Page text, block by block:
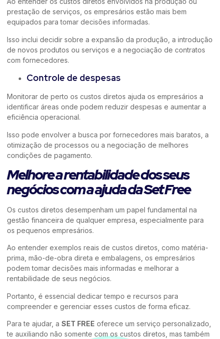
prestação de serviços, os empresários estão mais bem
equipados para tomar decisões informadas.
Isso inclui decidir sobre a expansão da produção, a introdução
de novos produtos ou serviços e a negociação de contratos
com fornecedores.
Controle de despesas
Monitorar de perto os custos diretos ajuda os empresários a
identificar áreas onde podem reduzir despesas e aumentar a
eficiência operacional.
Isso pode envolver a busca por fornecedores mais baratos, a
otimização de processos ou a negociação de melhores
condições de pagamento.
Melhore a rentabilidade dos seus
negócios com a ajuda da Set Free
Os custos diretos desempenham um papel fundamental na
gestão financeira de qualquer empresa, especialmente para
os pequenos empresários.
Ao entender exemplos reais de custos diretos, como matéria-
prima, mão-de-obra direta e embalagens, os empresários
podem tomar decisões mais informadas e melhorar a
rentabilidade de seus negócios.
Portanto, é essencial dedicar tempo e recursos para
compreender e gerenciar esses custos de forma eficaz.
Para te ajudar, a SET FREE oferece um serviço personalizado,
te auxiliando não somente com os custos diretos, mas também